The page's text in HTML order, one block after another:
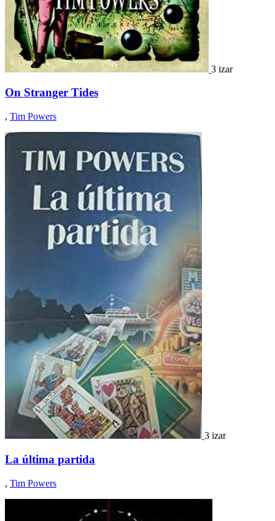
3 izar
On Stranger Tides
, Tim Powers
3 izar
La última partida
, Tim Powers